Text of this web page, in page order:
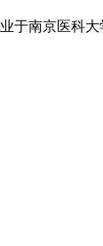
于南京医科大